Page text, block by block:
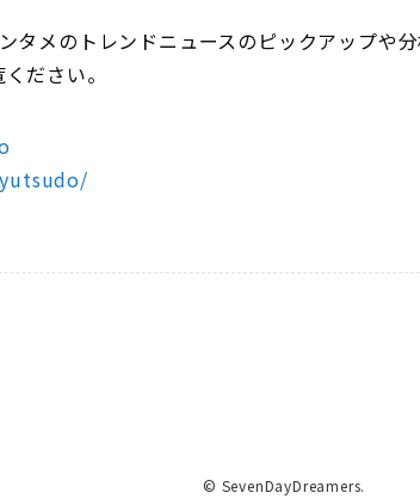
タメのトレンドニュースのピックアップや
ださい。
© SevenDayDreamers.